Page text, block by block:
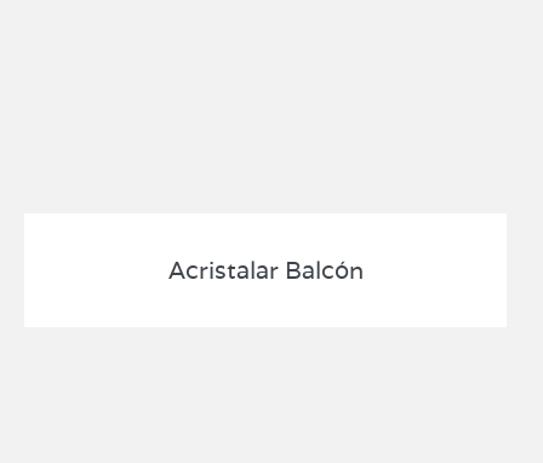
Acristalar Balcón